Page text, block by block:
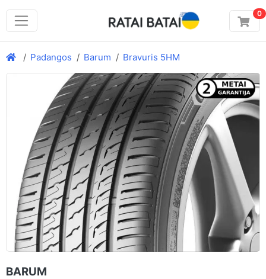
0
Padangos Barum Bravuris 5HM
BARUM